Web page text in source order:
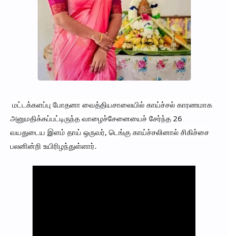
மட்டக்களப்பு போதனா வைத்தியசாலையில் காய்ச்சல் காரணமாக
அனுமதிக்கப்பட்டிருந்த வாழைச்சேனையைச் சேர்ந்த 26
வயதுடைய இளம் தாய் ஒருவர், டெங்கு காய்ச்சலினால் சிகிச்சை
பலனின்றி உயிரிழந்துள்ளார்.